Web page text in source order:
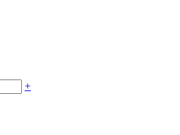
+